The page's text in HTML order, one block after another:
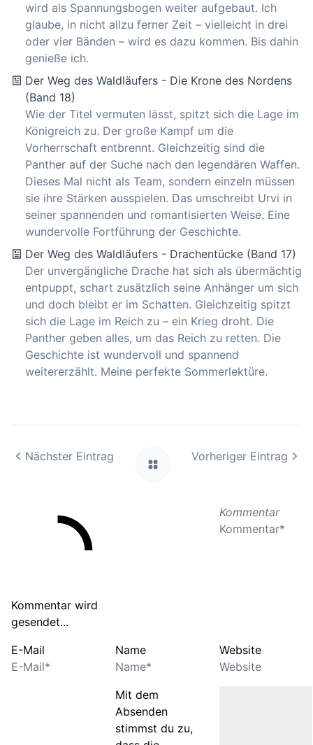
wird als Spannungsbogen weiter aufgebaut. Ich
glaube, in nicht allzu ferner Zeit – vielleicht in drei
oder vier Bänden – wird es dazu kommen. Bis dahin
genieße ich.
Der Weg des Waldläufers - Die Krone des Nordens
(Band 18)
Wie der Titel vermuten lässt, spitzt sich die Lage im
Königreich zu. Der große Kampf um die
Vorherrschaft entbrennt. Gleichzeitig sind die
Panther auf der Suche nach den legendären Waffen.
Dieses Mal nicht als Team, sondern einzeln müssen
sie ihre Stärken ausspielen. Das umschreibt Urvi in
seiner spannenden und romantisierten Weise. Eine
wundervolle Fortführung der Geschichte.
Der Weg des Waldläufers - Drachentücke (Band 17)
Der unvergängliche Drache hat sich als übermächtig
entpuppt, schart zusätzlich seine Anhänger um sich
und doch bleibt er im Schatten. Gleichzeitig spitzt
sich die Lage im Reich zu – ein Krieg droht. Die
Panther geben alles, um das Reich zu retten. Die
Geschichte ist wundervoll und spannend
weitererzählt. Meine perfekte Sommerlektüre.
Nächster Eintrag Vorheriger Eintrag
Kommentar wird
gesendet...
Kommentar
E-Mail Name Website
Mit dem
Absenden
stimmst du zu,